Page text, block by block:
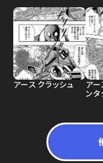
アースクラッシュ アー
ンタ